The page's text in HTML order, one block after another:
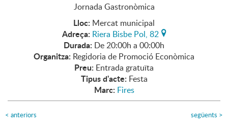
Jornada Gastronòmica
Lloc: Mercat municipal
Adreça: Riera Bisbe Pol, 82
Durada: De 20:00h a 00:00h
Organitza: Regidoria de Promoció Econòmica
Preu: Entrada gratuïta
Tipus d'acte: Festa
Marc: Fires
< anteriors següents >